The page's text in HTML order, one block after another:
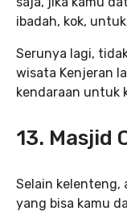
ibadah, kok,
Serunya lagi,
wisata Kenjeran
kendaraan untuk
13. Masjid
Selain kelenteng,
yang bisa kamu